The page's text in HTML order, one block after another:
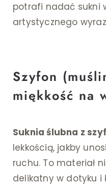
potrafi nadać sukni
artystycznego
Szyfon
miękkość na
Suknia ślubna z
lekkością, jakby
ruchu. To materiał
delikatny w dotyku i